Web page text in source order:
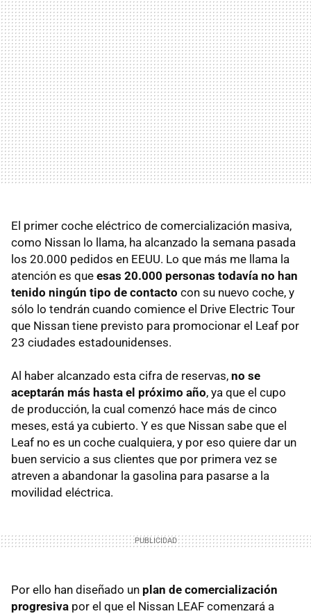
El primer coche eléctrico de comercialización masiva,
como Nissan lo llama, ha alcanzado la semana pasada
los 20.000 pedidos en EEUU. Lo que más me llama la
atención es que esas 20.000 personas todavía no han
tenido ningún tipo de contacto con su nuevo coche, y
sólo lo tendrán cuando comience el Drive Electric Tour
que Nissan tiene previsto para promocionar el Leaf por
23 ciudades estadounidenses.
Al haber alcanzado esta cifra de reservas, no se
aceptarán más hasta el próximo año, ya que el cupo
de producción, la cual comenzó hace más de cinco
meses, está ya cubierto. Y es que Nissan sabe que el
Leaf no es un coche cualquiera, y por eso quiere dar un
buen servicio a sus clientes que por primera vez se
atreven a abandonar la gasolina para pasarse a la
movilidad eléctrica.
Por ello han diseñado un plan de comercialización
progresiva por el que el Nissan LEAF comenzará a